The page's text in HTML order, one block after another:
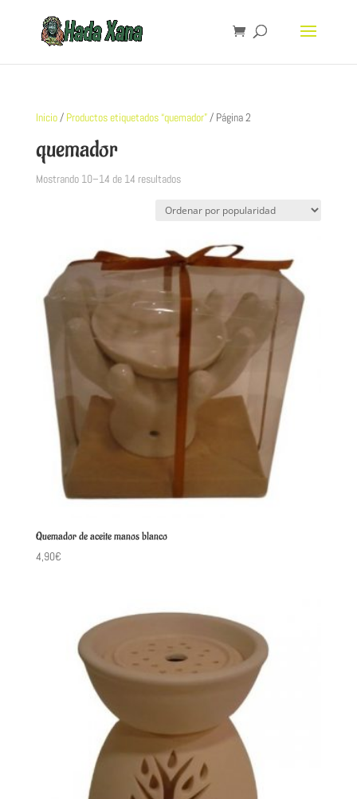
Inicio/ Productos etiquetados “quemador”/ Página 2
quemador
Mostrando 10–14 de 14 resultados
Quemador de aceite manos blanco
4,90€